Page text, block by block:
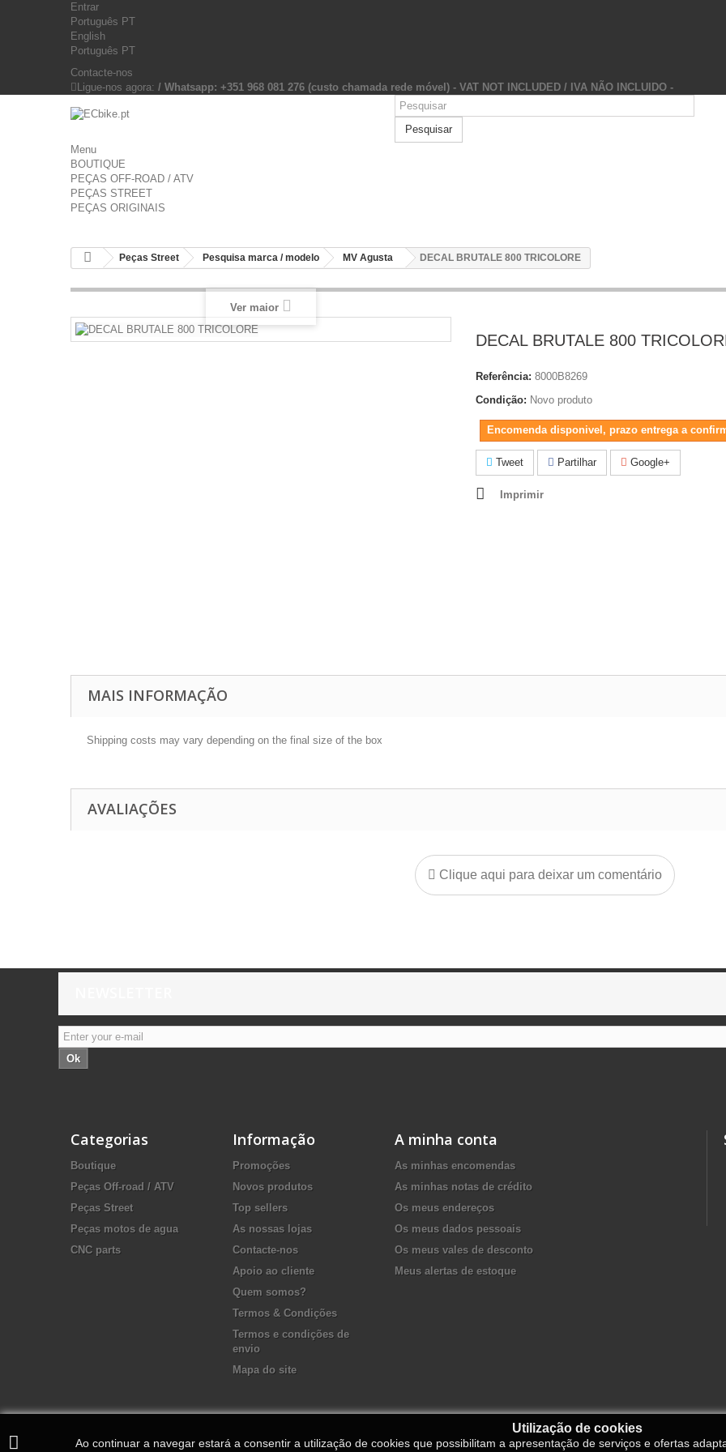
Entrar
Português PT
English
Português PT
Contacte-nos
Ligue-nos agora: / Whatsapp: +351 968 081 276 (custo chamada rede móvel) - VAT NOT INCLUDED / IVA NÃO INCLUIDO -
Pesquisar
Menu
BOUTIQUE
PEÇAS OFF-ROAD / ATV
PEÇAS STREET
PEÇAS ORIGINAIS
Peças Street Pesquisa marca / modelo MV Agusta DECAL BRUTALE 800 TRICOLORE
Ver maior
DECAL BRUTALE 800
Referência: 8000B8269
Condição: Novo produto
Encomenda disponivel, prazo entrega a
Tweet Partilhar Google+
Imprimir
MAIS INFORMAÇÃO
Shipping costs may vary depending on the final size of the box
AVALIAÇÕES
Clique aqui para deixar um comentário
Ok
Categorias
Boutique
Peças Off-road / ATV
Peças Street
Peças motos de agua
CNC parts
Informação
Promoções
Novos produtos
Top sellers
As nossas lojas
Contacte-nos
Apoio ao cliente
Quem somos?
Termos & Condições
Termos e condições de
envio
Mapa do site
A minha conta
As minhas encomendas
As minhas notas de crédito
Os meus endereços
Os meus dados pessoais
Os meus vales de desconto
Meus alertas de estoque
Utilização de cookies
Ao continuar a navegar estará a consentir a utilização de cookies que possibilitam a apresentação de serviços e ofertas